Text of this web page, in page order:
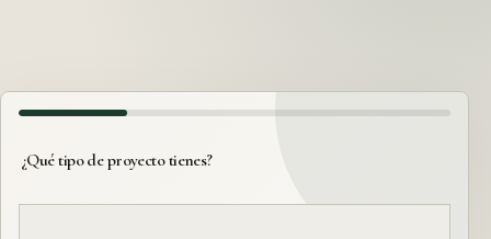
¿Qué tipo de proyecto tienes?